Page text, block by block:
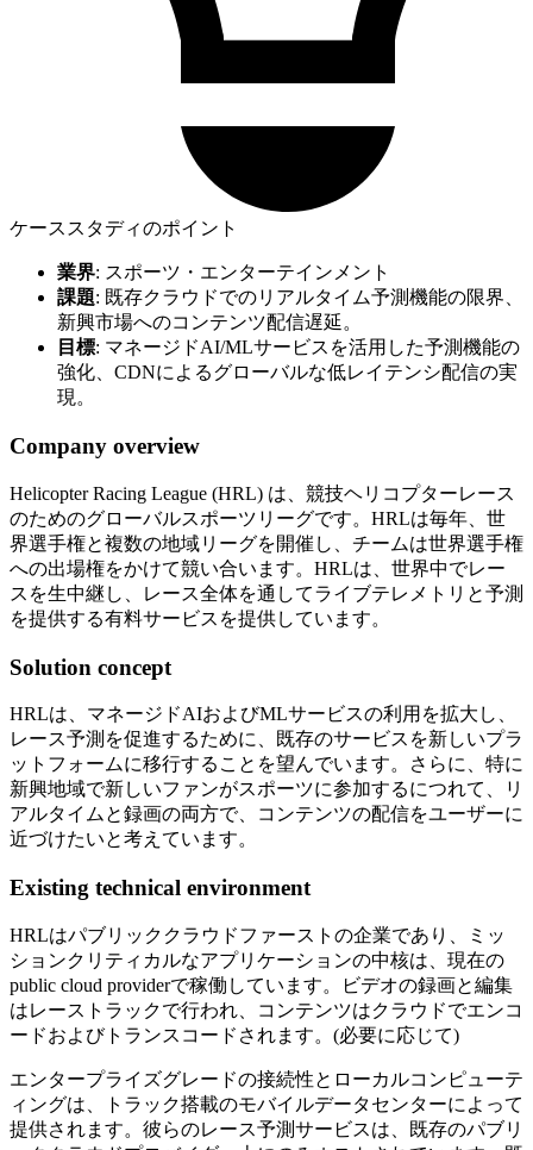
ケーススタディのポイント
業界: スポーツ・エンターテインメント
課題: 既存クラウドでのリアルタイム予測機能の限界、
新興市場へのコンテンツ配信遅延。
目標: マネージドAI/MLサービスを活用した予測機能の
強化、CDNによるグローバルな低レイテンシ配信の実
現。
Company overview
Helicopter Racing League (HRL) は、競技ヘリコプターレース
のためのグローバルスポーツリーグです。HRLは毎年、世
界選手権と複数の地域リーグを開催し、チームは世界選手権
への出場権をかけて競い合います。HRLは、世界中でレー
スを生中継し、レース全体を通してライブテレメトリと予測
を提供する有料サービスを提供しています。
Solution concept
HRLは、マネージドAIおよびMLサービスの利用を拡大し、
レース予測を促進するために、既存のサービスを新しいプラ
ットフォームに移行することを望んでいます。さらに、特に
新興地域で新しいファンがスポーツに参加するにつれて、リ
アルタイムと録画の両方で、コンテンツの配信をユーザーに
近づけたいと考えています。
Existing technical environment
HRLはパブリッククラウドファーストの企業であり、ミッ
ションクリティカルなアプリケーションの中核は、現在の
public cloud providerで稼働しています。ビデオの録画と編集
はレーストラックで行われ、コンテンツはクラウドでエンコ
ードおよびトランスコードされます。(必要に応じて)
エンタープライズグレードの接続性とローカルコンピューテ
ィングは、トラック搭載のモバイルデータセンターによって
提供されます。彼らのレース予測サービスは、既存のパブリ